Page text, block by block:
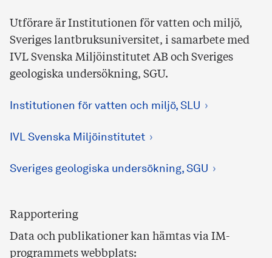
Utförare är Institutionen för vatten och miljö,
Sveriges lantbruksuniversitet, i samarbete med
IVL Svenska Miljöinstitutet AB och Sveriges
geologiska undersökning, SGU.
Institutionen för vatten och miljö, SLU
IVL Svenska Miljöinstitutet
Sveriges geologiska undersökning, SGU
Rapportering
Data och publikationer kan hämtas via IM-
programmets webbplats: